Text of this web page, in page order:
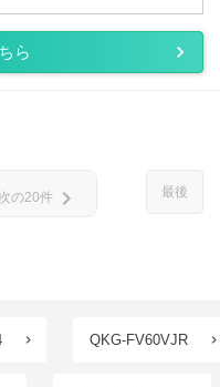
ら
最後
次の20件 chevron_right
QKG-FV60VJR